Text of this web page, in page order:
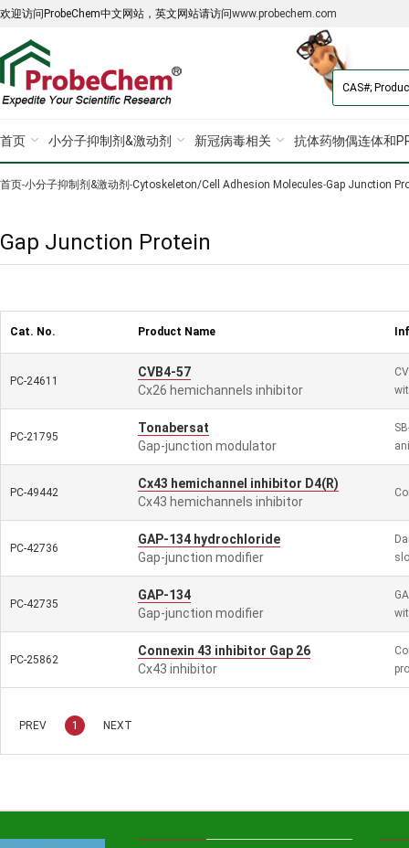
欢迎访问ProbeChem中文网站，英文网站请访问www.probechem.com
首页 小分子抑制剂&激动剂 新冠病毒相关 抗体药物偶连体和
首页-小分子抑制剂&激动剂 -Cytoskeleton/Cell Adhesion Molecules-Gap Junction
Gap Junction Protein
Cat. No. Product Name
PC-24611
CVB4-57
Cx26 hemichannels inhibitor
PC-21795
Tonabersat
Gap-junction modulator
PC-49442
Cx43 hemichannel inhibitor D4(R)
Cx43 hemichannels inhibitor
PC-42736
GAP-134 hydrochloride
Gap-junction modifier
PC-42735
GAP-134
Gap-junction modifier
PC-25862
Connexin 43 inhibitor Gap 26
Cx43 inhibitor
PREV 1 NEXT